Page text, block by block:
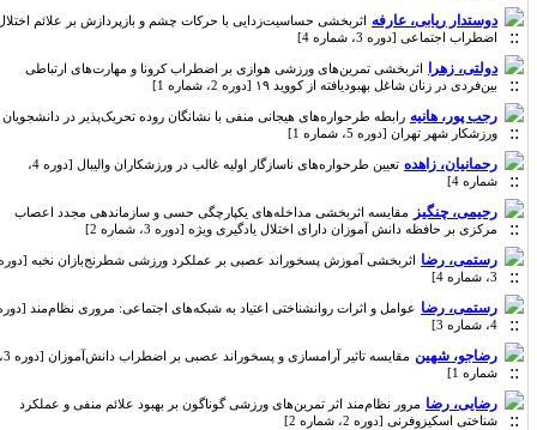
دوستدار ریابی، عارفه اثربخشی حساسیت‌زدایی با حرکات چشم و بازپردازش بر علائم اختلال
اضطراب اجتماعی [دوره 3، شماره 4]
دولتی، زهرا اثربخشی تمرین‌های ورزشی هوازی بر اضطراب کرونا و مهارت‌های ارتباطی
بین‌فردی در زنان شاغل بهبودیافته از کووید ۱۹ [دوره 2، شماره 1]
رجب پور، هانیه رابطه طرحواره‌های هیجانی منفی با نشانگان روده تحریک‌پذیر در دانشجویان
ورزشکار شهر تهران [دوره 5، شماره 1]
رحمانیان، زاهده
تعیین طرحواره‌های ناسازگار اولیه غالب در ورزشکاران والیبال [دوره 4،
شماره 4]
رحیمی، چنگیز مقایسه اثربخشی مداخله‌های یکپارچگی حسی و سازماندهی مجدد اعصاب
مرکزی بر حافظه دانش آموزان دارای اختلال یادگیری ویژه [دوره 3، شماره 2]
رستمی، رضا اثربخشی آموزش پسخوراند عصبی بر عملکرد ورزشی شطرنج‌بازان نخبه [دوره
3، شماره 4]
رستمی، رضا عوامل و اثرات روانشناختی اعتیاد به شبکه‌های اجتماعی: مروری نظام‌مند [دوره
4، شماره 3]
رضاجو، شهین
مقایسه تاثیر آرامسازی و پسخوراند عصبی بر اضطراب دانش‌آموزان [دوره 3،
شماره 1]
رضایی، رضا مرور نظام‌مند اثر تمرین‌های ورزشی گوناگون بر بهبود علائم منفی و عملکرد
شناختی اسکیزوفرنی [دوره 2، شماره 2]